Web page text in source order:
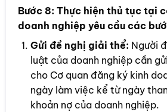
Bước 8: Thực hiện thủ tục tại
doanh nghiệp yêu cầu các
Gửi đề nghị giải thể: Người
luật của doanh nghiệp cần
cho Cơ quan đăng ký kinh
ngày làm việc kể từ ngày
khoản nợ của doanh nghiệp.